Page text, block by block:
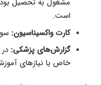
مشغول به تحصیل
است.
کارت واکسیناسیون:
گزارش‌های پزشکی:
خاص یا نیازهای